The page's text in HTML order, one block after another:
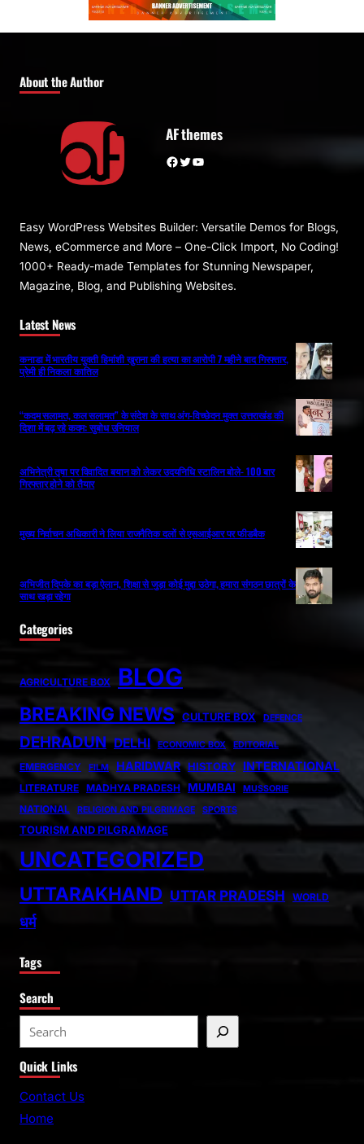
About the Author
AF themes
Facebook Twitter YouTube
Easy WordPress Websites Builder: Versatile Demos for Blogs,
News, eCommerce and More – One-Click Import, No Coding!
1000+ Ready-made Templates for Stunning Newspaper,
Magazine, Blog, and Publishing Websites.
Latest News
कनाडा में भारतीय युवती हिमांशी खुराना की हत्या का आरोपी 7 महीने बाद गिरफ्तार,
प्रेमी ही निकला कातिल
“कदम सलामत, कल सलामत” के संदेश के साथ अंग-विच्छेदन मुक्त उत्तराखंड की
दिशा में बढ़ रहे कदम: सुबोध उनियाल
अभिनेत्री तृषा पर विवादित बयान को लेकर उदयनिधि स्टालिन बोले- 100 बार
गिरफ्तार होने को तैयार
मुख्य निर्वाचन अधिकारी ने लिया राजनैतिक दलों से एसआईआर पर फीडबैक
अभिजीत दिपके का बड़ा ऐलान, शिक्षा से जुड़ा कोई मुद्दा उठेगा, हमारा संगठन छात्रों के
साथ खड़ा रहेगा
Categories
AGRICULTURE BOX BLOG
BREAKING NEWS CULTURE BOX DEFENCE
DEHRADUN DELHI ECONOMIC BOX EDITORIAL
EMERGENCY FILM HARIDWAR HISTORY INTERNATIONAL
LITERATURE MADHYA PRADESH MUMBAI MUSSORIE
NATIONAL RELIGION AND PILGRIMAGE SPORTS
TOURISM AND PILGRAMAGE
UNCATEGORIZED
UTTARAKHAND UTTAR PRADESH WORLD
धर्म
Tags
Search
e
a
r
Quick Links
Contact Us
Home